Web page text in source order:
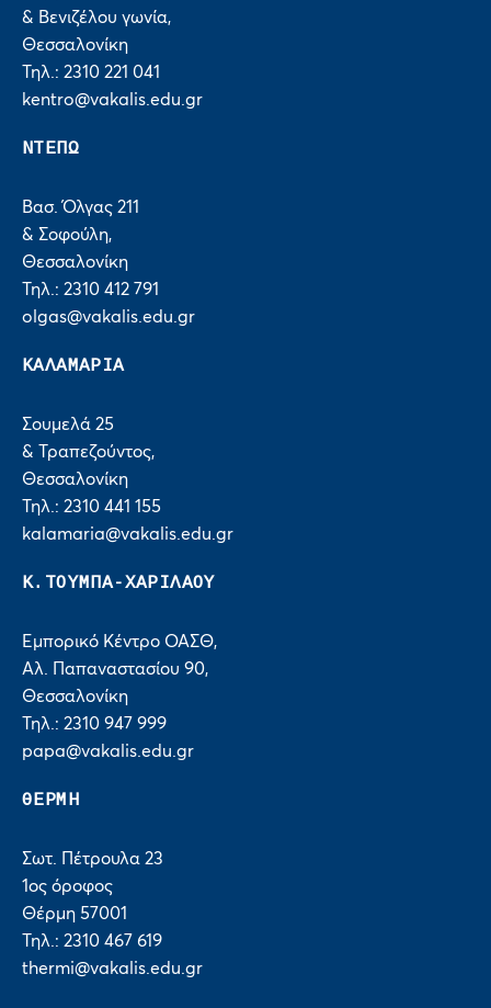
& Βενιζέλου γωνία,
Θεσσαλονίκη
Τηλ.: 2310 221 041
kentro@vakalis.edu.gr
ΝΤΕΠΩ
Βασ. Όλγας 211
& Σοφούλη,
Θεσσαλονίκη
Τηλ.: 2310 412 791
olgas@vakalis.edu.gr
ΚΑΛΑΜΑΡΙΑ
Σουμελά 25
& Τραπεζούντος,
Θεσσαλονίκη
Τηλ.: 2310 441 155
kalamaria@vakalis.edu.gr
Κ.ΤΟΥΜΠΑ-ΧΑΡΙΛΑΟΥ
Εμπορικό Κέντρο ΟΑΣΘ,
Αλ. Παπαναστασίου 90,
Θεσσαλονίκη
Τηλ.: 2310 947 999
papa@vakalis.edu.gr
ΘΕΡΜΗ
Σωτ. Πέτρουλα 23
1ος όροφος
Θέρμη 57001
Τηλ.: 2310 467 619
thermi@vakalis.edu.gr